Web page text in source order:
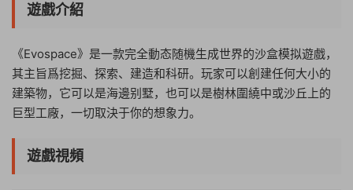
遊戲介紹
《Evospace》是一款完全動态随機生成世界的沙盒模拟遊戲，
其主旨爲挖掘、探索、建造和科研。玩家可以創建任何大小的
建築物，它可以是海邊别墅，也可以是樹林圍繞中或沙丘上的
巨型工廠，一切取決于你的想象力。
遊戲視頻